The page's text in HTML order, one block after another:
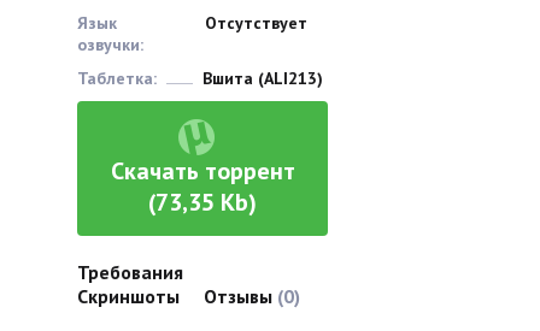
Язык
озвучки:
Отсутствует
Таблетка: Вшита (ALI213)
Скачать торрент
(73,35 Kb)
Требования
Скриншоты
Отзывы (0)